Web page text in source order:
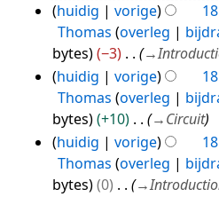
huidig
vorige
Thomas overleg
bytes
−3 →
huidig
vorige
Thomas overleg
bytes
+10 →Circuit
huidig
vorige
Thomas overleg
bytes
0 →